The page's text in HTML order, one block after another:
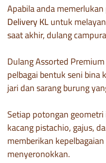
Apabila anda
Delivery KLuntuk
saat akhir, dulang
Dulang Assorted
pelbagai bentuk seni
jari dan sarang burung
Setiap potongan
kacang pistachio, gajus,
memberikan
menyeronokkan.